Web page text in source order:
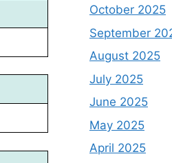
October 2025
September
August 2025
July 2025
June 2025
May 2025
April 2025